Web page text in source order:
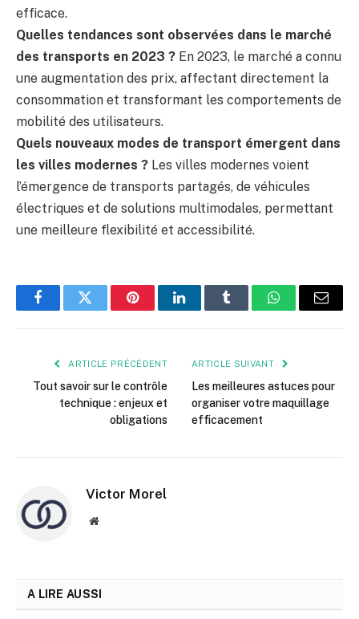
efficace.
Quelles tendances sont observées dans le marché
des transports en 2023 ? En 2023, le marché a connu
une augmentation des prix, affectant directement la
consommation et transformant les comportements de
mobilité des utilisateurs.
Quels nouveaux modes de transport émergent dans
les villes modernes ? Les villes modernes voient
l’émergence de transports partagés, de véhicules
électriques et de solutions multimodales, permettant
une meilleure flexibilité et accessibilité.
FacebookTwitter PinterestLinkedInTumblr WhatsApp
E-
ARTICLE PRÉCÉDENT
Tout savoir sur le contrôle
technique : enjeux et
obligations
ARTICLE SUIVANT
Les meilleures astuces pour
organiser votre maquillage
efficacement
Victor Morel
Site
A LIRE AUSSI